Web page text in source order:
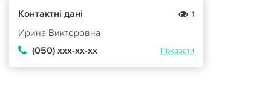
Контактні дані 1
Ирина Викторовна
(050) ххх-хх-хх
Показати